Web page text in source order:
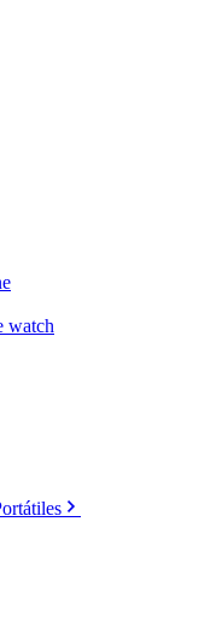
watch